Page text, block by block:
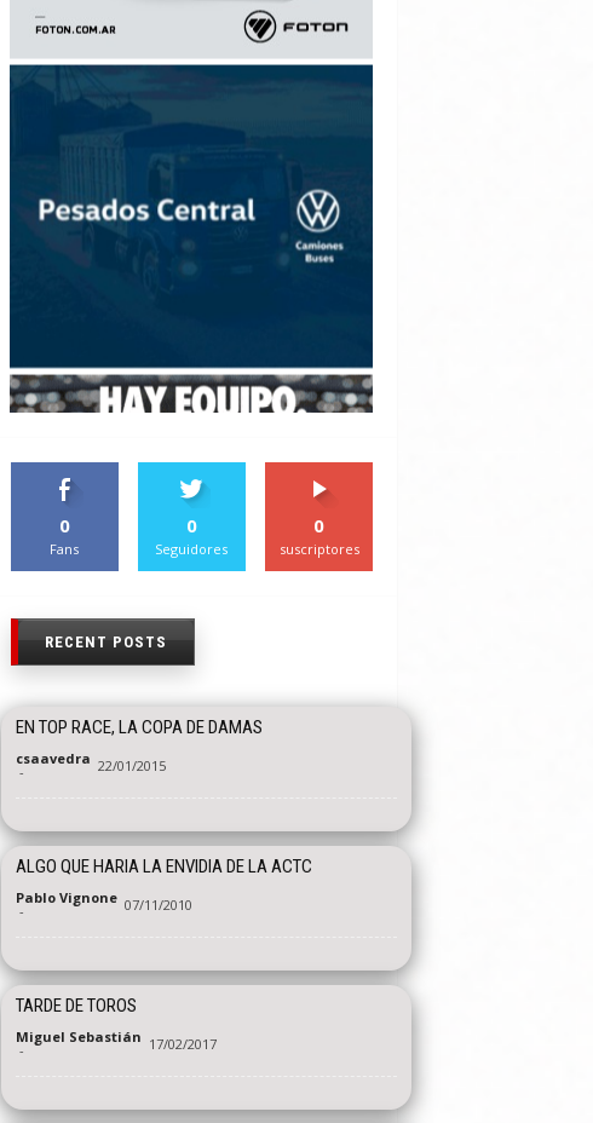
0
Fans
0
Seguidores
0
suscriptores
RECENT POSTS
EN TOP RACE, LA COPA DE DAMAS
csaavedra
- 22/01/2015
ALGO QUE HARIA LA ENVIDIA DE LA ACTC
Pablo Vignone
- 07/11/2010
TARDE DE TOROS
Miguel Sebastián
- 17/02/2017